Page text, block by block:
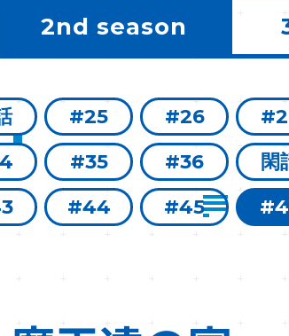
2nd season
#25 #26
#35 #36 閑
#44 #45